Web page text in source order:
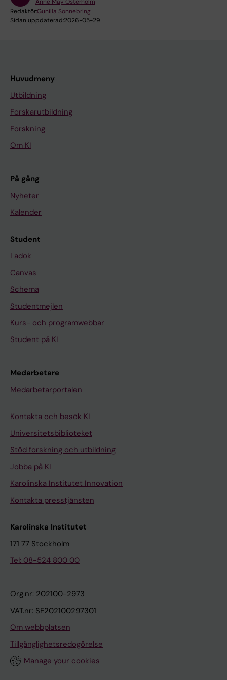
Anne May Österholm
Redaktör:Gunilla Sonnebring
Sidan uppdaterad:2026-05-29
Huvudmeny
Utbildning
Forskarutbildning
Forskning
Om KI
På gång
Nyheter
Kalender
Student
Ladok
Canvas
Schema
Studentmejlen
Kurs- och programwebbar
Student på KI
Medarbetare
Medarbetarportalen
Kontakta och besök KI
Universitetsbiblioteket
Stöd forskning och utbildning
Jobba på KI
Karolinska Institutet Innovation
Kontakta presstjänsten
Karolinska Institutet
171 77 Stockholm
Tel: 08-524 800 00
Org.nr: 202100-2973
VAT.nr: SE202100297301
Om webbplatsen
Tillgänglighetsredogörelse
Manage your cookies